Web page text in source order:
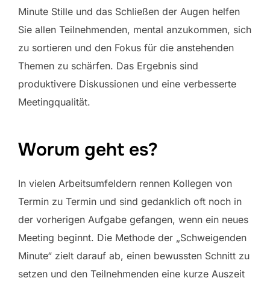
Minute Stille und das Schließen der Augen helfen
Sie allen Teilnehmenden, mental anzukommen, sich
zu sortieren und den Fokus für die anstehenden
Themen zu schärfen. Das Ergebnis sind
produktivere Diskussionen und eine verbesserte
Meetingqualität.
Worum geht es?
In vielen Arbeitsumfeldern rennen Kollegen von
Termin zu Termin und sind gedanklich oft noch in
der vorherigen Aufgabe gefangen, wenn ein neues
Meeting beginnt. Die Methode der „Schweigenden
Minute“ zielt darauf ab, einen bewussten Schnitt zu
setzen und den Teilnehmenden eine kurze Auszeit